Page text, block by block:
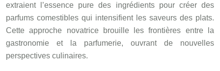
extraient l’essence pure des ingrédients pour créer des
parfums comestibles qui intensifient les saveurs des plats.
Cette approche novatrice brouille les frontières entre la
gastronomie et la parfumerie, ouvrant de nouvelles
perspectives culinaires.